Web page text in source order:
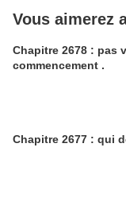
Vous aimerez
Chapitre 2678 : pas
commencement .
Chapitre 2677 : qui